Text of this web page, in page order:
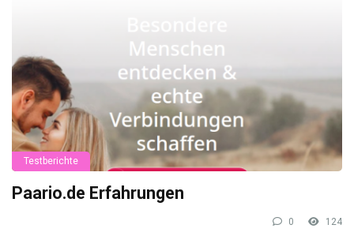
Testberichte
Paario.de Erfahrungen
0 124